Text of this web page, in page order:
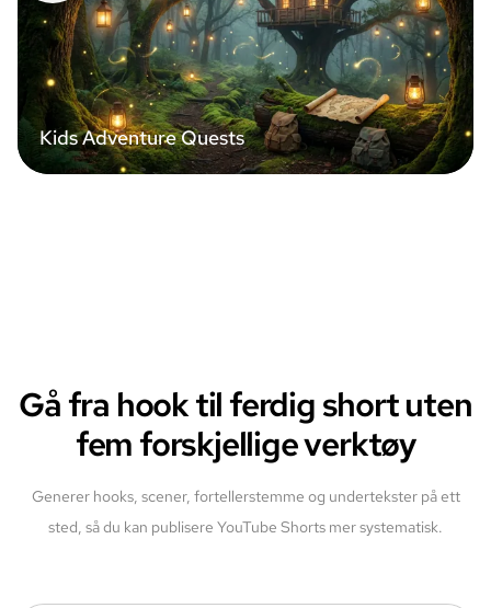
Kids Adventure Quests
Gå fra hook til ferdig short uten
fem forskjellige verktøy
Generer hooks, scener, fortellerstemme og undertekster på ett
sted, så du kan publisere YouTube Shorts mer systematisk.